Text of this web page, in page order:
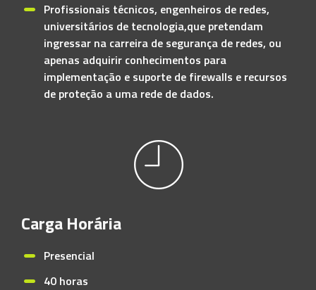
Profissionais técnicos, engenheiros de redes,
universitários de tecnologia,que pretendam
ingressar na carreira de segurança de redes, ou
apenas adquirir conhecimentos para
implementação e suporte de firewalls e recursos
de proteção a uma rede de dados.
Carga Horária
Presencial
40 horas